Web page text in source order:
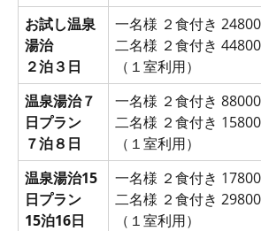
お試し温泉
湯治
２泊３日
一名様 ２食付き
二名様 ２食付き
（１室利用）
温泉湯治７
日プラン
７泊８日
一名様 ２食付き
二名様 ２食付き
（１室利用）
温泉湯治15
日プラン
15泊16日
一名様 ２食付き
二名様 ２食付き
（１室利用）